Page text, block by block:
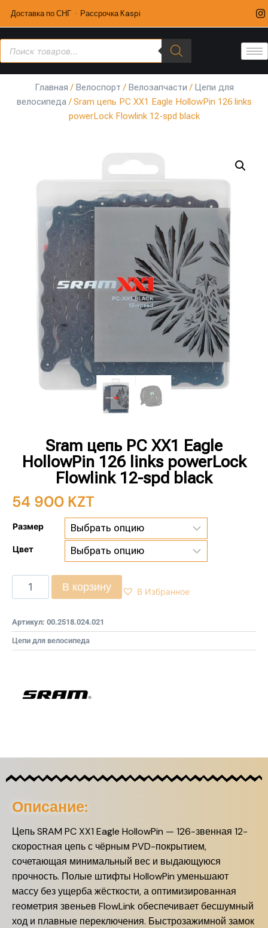
Доставка по СНГ · Рассрочка Kaspi
Главная / Велоспорт / Велозапчасти / Цепи для
велосипеда/ Sram цепь PC XX1 Eagle HollowPin 126 links
powerLock Flowlink 12-spd black
Sram цепь PC XX1 Eagle
HollowPin 126 links powerLock
Flowlink 12-spd black
54 900 KZT
Размер
Цвет
В корзину В Избранное
Артикул: 00.2518.024.021
Цепи для велосипеда
Описание:
Цепь SRAM PC XX1 Eagle HollowPin — 126-звенная 12-
скоростная цепь с чёрным PVD-покрытием,
сочетающая минимальный вес и выдающуюся
прочность. Полые штифты HollowPin уменьшают
массу без ущерба жёсткости, а оптимизированная
геометрия звеньев FlowLink обеспечивает бесшумный
ход и плавные переключения. Быстрозажимной замок